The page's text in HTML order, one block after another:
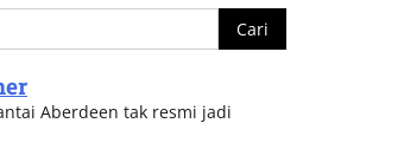
Aberdeen tak resmi jadi